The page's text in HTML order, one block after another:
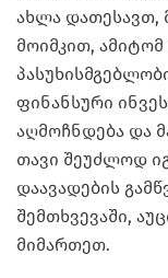
ახლა დათესავთ,
მოიმკით,
ფინანსური
აღმოჩნდება და
თავი შეუძლოდ
დაავადების
შემთხვევაში,
მიმართეთ.